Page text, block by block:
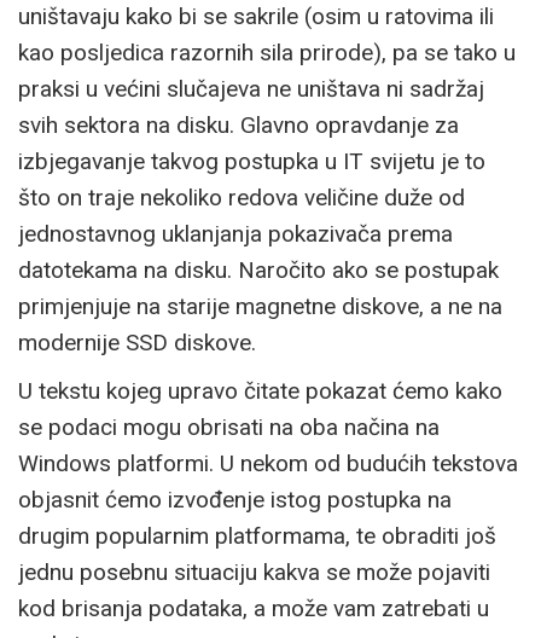
uništavaju kako bi se sakrile (osim u ratovima ili
kao posljedica razornih sila prirode), pa se tako u
praksi u većini slučajeva ne uništava ni sadržaj
svih sektora na disku. Glavno opravdanje za
izbjegavanje takvog postupka u IT svijetu je to
što on traje nekoliko redova veličine duže od
jednostavnog uklanjanja pokazivača prema
datotekama na disku. Naročito ako se postupak
primjenjuje na starije magnetne diskove, a ne na
modernije SSD diskove.
U tekstu kojeg upravo čitate pokazat ćemo kako
se podaci mogu obrisati na oba načina na
Windows platformi. U nekom od budućih tekstova
objasnit ćemo izvođenje istog postupka na
drugim popularnim platformama, te obraditi još
jednu posebnu situaciju kakva se može pojaviti
kod brisanja podataka, a može vam zatrebati u